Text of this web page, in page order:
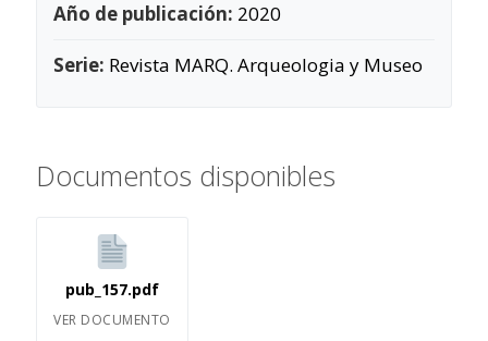
Año de publicación: 2020
Serie: Revista MARQ. Arqueologia y Museo
Documentos disponibles
pub_157.pdf
VER DOCUMENTO